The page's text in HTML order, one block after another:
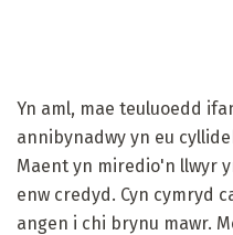
Yn aml, mae teuluoedd
annibynadwy yn eu
Maent yn miredio'n llwyr
enw credyd. Cyn cymryd
angen i chi brynu mawr.